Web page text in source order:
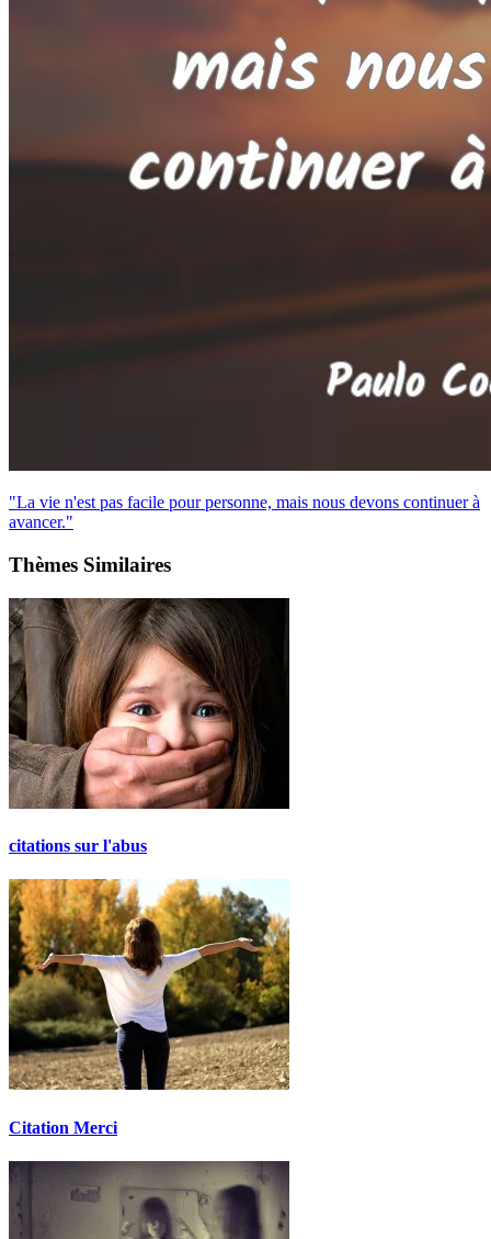
"La vie n'est pas facile pour personne, mais nous devons continuer à
avancer."
Thèmes Similaires
citations sur l'abus
Citation Merci